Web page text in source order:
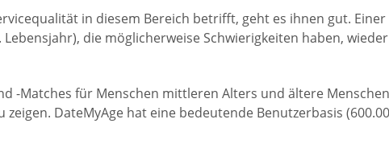
in diesem Bereich betrifft, geht es ihnen gut.
die möglicherweise Schwierigkeiten haben,
-Matches für Menschen mittleren Alters und ältere
DateMyAge hat eine bedeutende Benutzerbasis